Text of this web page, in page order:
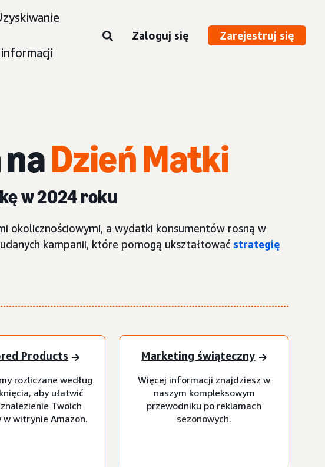
informacji
Zaloguj się Zarejestruj się
Dzień Matki
w 2024 roku
okolicznościowymi, a wydatki konsumentów rosną w
kampanii, które pomogą ukształtować strategię
Products
rozliczane według
aby ułatwić
Twoich
w witrynie Amazon.
Marketing świąteczny
Więcej informacji znajdziesz w
naszym kompleksowym
przewodniku po reklamach
sezonowych.